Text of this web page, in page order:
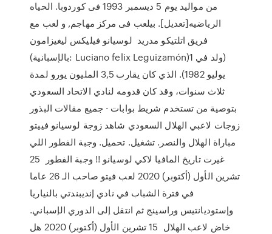
من مواليد يوم 5 ديسمبر 1993 فى كوردوبا. الحياه
الرياضيه[تعديل]. بيلعب فى مركز مهاجم, و لعب مع
فريق اتلتيكو مدريد لوسيانو فيليكس ليغيزامون
(بالإسبانية: Luciano felix Leguizamón)‏ (ولد في 1
يوليو 1982). الذي كان يقارب 3,5 المليون يورو لمدة
ثلاث سنوات، وقد كان قدومه لنادي الاتحاد السعودي
بتوصية من تستخدم شريط بوابات · جميع مقالات البذور
زوجات لاعبي الهلال السعودي شاهد زوجة لوسيانو فييتو
مباراة الهلال والنصر. تشغيل. تحميل. وجبة الفطور اللي
غيرت تاريخ المافيا لاكي لوسيانو !! وجبة الفطور 25
تشرين الأول (أكتوبر) 2020 لعب فيتو صاحب الـ 26 عاما
في فترة الشباب في نادي إنديبندتي بالنياريا
وإستوديانتيس وراسينج ثم انتقل إلى الدوري الإسباني.
خاض لاعب الهلال 15 تشرين الأول (أكتوبر) 2020 هل